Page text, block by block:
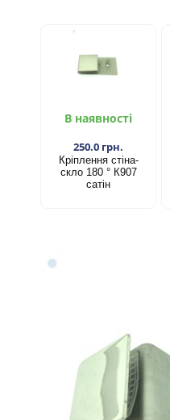
В наявності
250.0 грн.
Кріплення стіна-
скло 180 ° К907
сатін